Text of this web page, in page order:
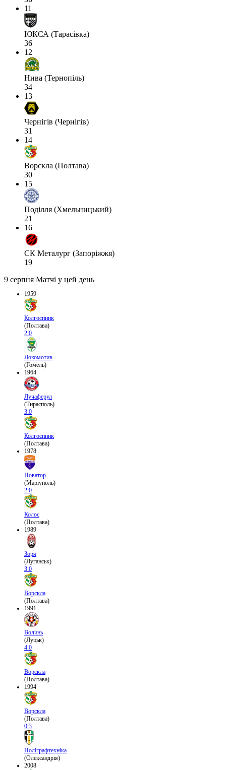
11
ЮКСА (Тарасівка)
36
12
Нива (Тернопіль)
34
13
Чернігів (Чернігів)
31
14
Ворскла (Полтава)
30
15
Поділля (Хмельницький)
21
16
СК Металург (Запоріжжя)
19
9 серпня Матчі у цей день
1959
Колгоспник
(Полтава)
2:0
Локомотив
(Гомель)
1964
Лучаферул
(Тирасполь)
3:0
Колгоспник
(Полтава)
1978
Новатор
(Маріуполь)
2:0
Колос
(Полтава)
1989
Зоря
(Луганськ)
3:0
Ворскла
(Полтава)
1991
Волинь
(Луцьк)
4:0
Ворскла
(Полтава)
1994
Ворскла
(Полтава)
0:3
Поліграфтехніка
(Олександрія)
2008